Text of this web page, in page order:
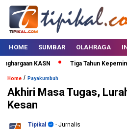
HOME SUMBAR OLAHRAGA
KASN Tiga Tahun
Home / Payakumbuh
Akhiri Masa Tugas,
Kesan
Tipikal
- Jurnalis